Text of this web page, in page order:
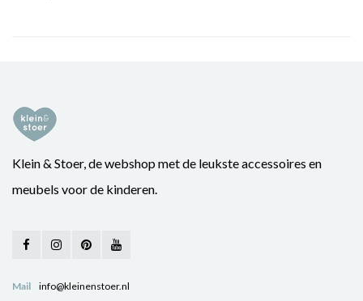
Klein & Stoer, de webshop met de leukste accessoires en
meubels voor de kinderen.
Mail info@kleinenstoer.nl